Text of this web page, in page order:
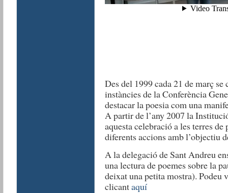
Des del 1999 cada 21 de març
instàncies de la Conferència
destacar la poesia com una
A partir de l’any 2007 la
aquesta celebració a les terres
diferents accions amb l’objectiu
A la delegació de Sant Andreu
una lectura de poemes sobre la
deixat una petita mostra). Podeu
clicantaquí